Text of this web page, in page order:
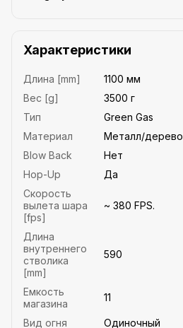
Характеристики
Длина [mm]
1100 мм
Вес [g]
3500 г
Тип
Green Gas
Материал
Металл/дерево
Blow Back
Нет
Hop-Up
Да
Скорость
вылета шара
[fps]
~ 380 FPS.
Длина
внутреннего
стволика
[mm]
590
Емкость
магазина
11
Вид огня Одиночный